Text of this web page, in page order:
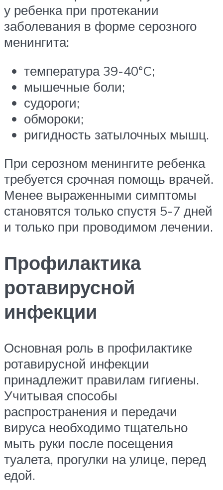
у ребенка при протекании
заболевания в форме серозного
менингита:
температура 39-40°C;
мышечные боли;
судороги;
обмороки;
ригидность затылочных мышц.
При серозном менингите ребенка
требуется срочная помощь врачей.
Менее выраженными симптомы
становятся только спустя 5-7 дней
и только при проводимом лечении.
Профилактика
ротавирусной
инфекции
Основная роль в профилактике
ротавирусной инфекции
принадлежит правилам гигиены.
Учитывая способы
распространения и передачи
вируса необходимо тщательно
мыть руки после посещения
туалета, прогулки на улице, перед
едой.